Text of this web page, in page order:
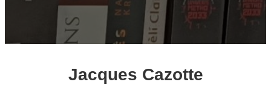
Jacques Cazotte